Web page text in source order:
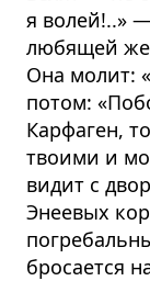
я волей!..»
любящей
Она молит:
потом:
Карфаген,
твоими и
видит с
Энеевых
бросается